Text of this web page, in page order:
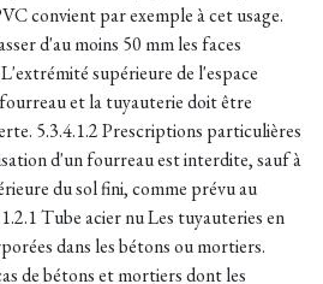
convient par exemple à cet usage.
d'au moins 50 mm les faces
supérieure de l'espace
et la tuyauterie doit être
5.3.4.1.2 Prescriptions particulières
d'un fourreau est interdite, sauf à
du sol fini, comme prévu au
Tube acier nu Les tuyauteries en
dans les bétons ou mortiers.
de bétons et mortiers dont les